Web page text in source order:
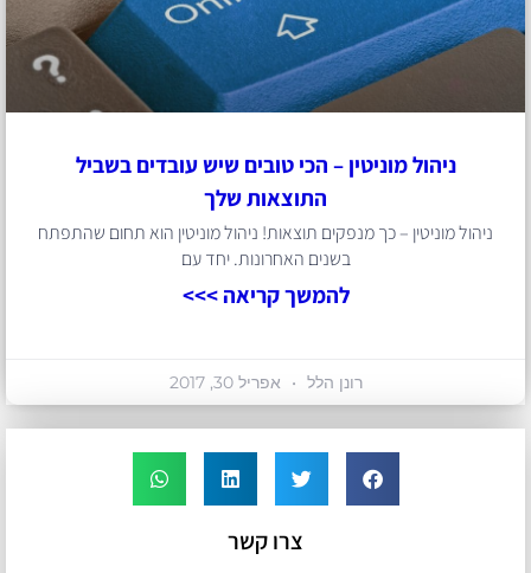
ניהול מוניטין – הכי טובים שיש עובדים בשביל
התוצאות שלך
ניהול מוניטין – כך מנפקים תוצאות! ניהול מוניטין הוא תחום שהתפתח
בשנים האחרונות. יחד עם
להמשך קריאה >>>
רונן הלל אפריל 30, 2017
צרו קשר